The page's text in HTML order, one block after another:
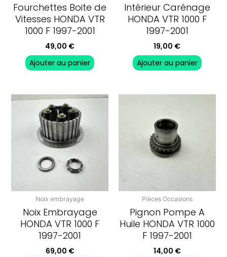
Fourchettes Boite de
Vitesses HONDA VTR
1000 F 1997-2001
49,00 €
Ajouter au panier
Intérieur Carénage
HONDA VTR 1000 F
1997-2001
19,00 €
Ajouter au panier
Noix embrayage
Noix Embrayage
HONDA VTR 1000 F
1997-2001
69,00 €
Pièces Occasions
Pignon Pompe A
Huile HONDA VTR 1000
F 1997-2001
14,00 €